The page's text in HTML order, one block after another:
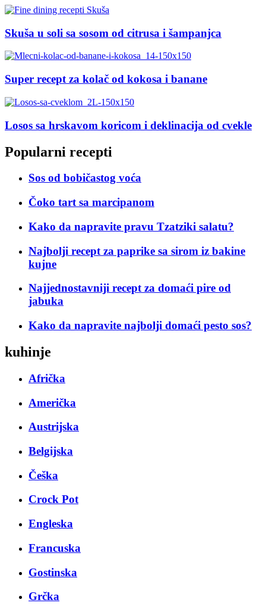
Skuša u soli sa sosom od citrusa i šampanjca
Super recept za kolač od kokosa i banane
Losos sa hrskavom koricom i deklinacija od cvekle
Popularni recepti
Sos od bobičastog voća
Čoko tart sa marcipanom
Kako da napravite pravu Tzatziki salatu?
Najbolji recept za paprike sa sirom iz bakine
kujne
Najjednostavniji recept za domaći pire od
jabuka
Kako da napravite najbolji domaći pesto sos?
kuhinje
Afrička
Američka
Austrijska
Belgijska
Češka
Crock Pot
Engleska
Francuska
Gostinska
Grčka